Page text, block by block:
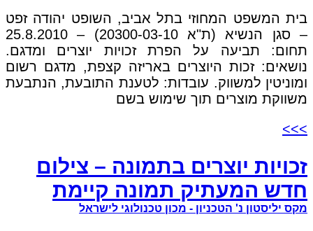
בית המשפט המחוזי בתל אביב, השופט יהודה זפט
– סגן הנשיא (ת"א 20300-03-10) – 25.8.2010
תחום: תביעה על הפרת זכויות יוצרים ומדגם.
נושאים: זכות היוצרים באריזה קצפת, מדגם רשום
ומוניטין למשווק. עובדות: לטענת התובעת, הנתבעת
משווקת מוצרים תוך שימוש בשם
>>>
זכויות יוצרים בתמונה – צילום
חדש המעתיק תמונה קיימת
מקס יליסטון נ' הטכניון - מכון טכנולוגי לישראל